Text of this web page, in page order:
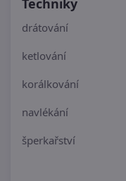
Techniky
drátování
ketlování
korálkování
navlékání
šperkařství